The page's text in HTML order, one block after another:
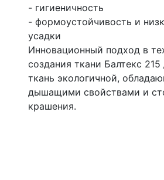
- гигиеничность
- формоустойчивость и
усадки
Инновационный подход в
создания ткани Балтекс
ткань экологичной,
дышащими свойствами и
крашения.